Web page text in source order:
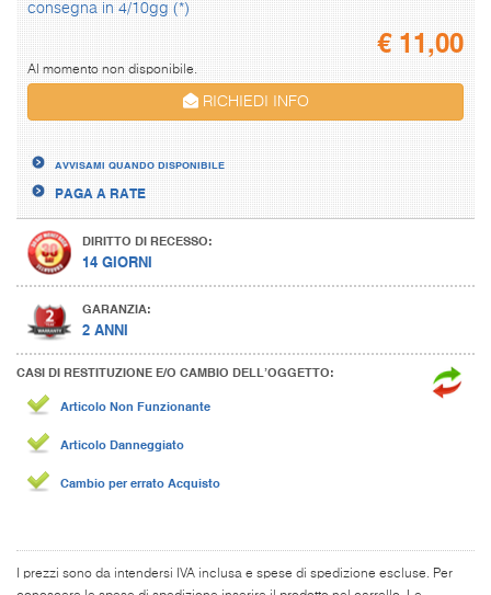
consegna in 4/10gg (*)
€11,00
Al momento non disponibile.
RICHIEDI INFO
AVVISAMI QUANDO DISPONIBILE
PAGA A RATE
DIRITTO DI RECESSO:
14 GIORNI
GARANZIA:
2 ANNI
CASI DI RESTITUZIONE E/O CAMBIO DELL’OGGETTO:
Articolo Non Funzionante
Articolo Danneggiato
Cambio per errato Acquisto
I prezzi sono da intendersi IVA inclusa e spese di spedizione escluse. Per